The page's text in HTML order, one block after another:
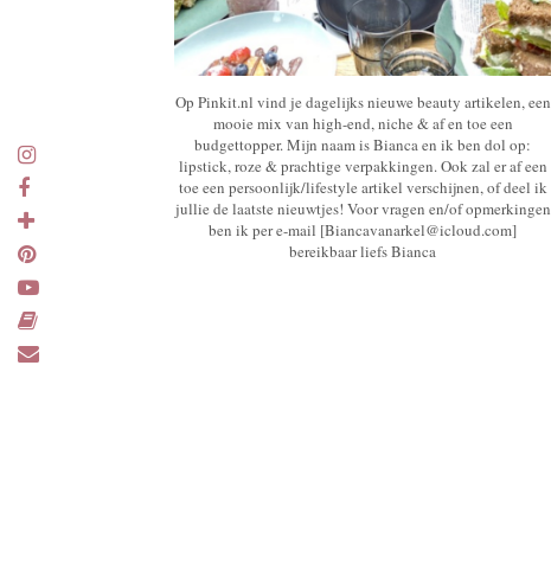
Op Pinkit.nl vind je dagelijks nieuwe beauty artikelen, een
mooie mix van high-end, niche & af en toe een
budgettopper. Mijn naam is Bianca en ik ben dol op:
lipstick, roze & prachtige verpakkingen. Ook zal er af een
toe een persoonlijk/lifestyle artikel verschijnen, of deel ik
jullie de laatste nieuwtjes! Voor vragen en/of opmerkingen
ben ik per e-mail [Biancavanarkel@icloud.com]
bereikbaar liefs Bianca